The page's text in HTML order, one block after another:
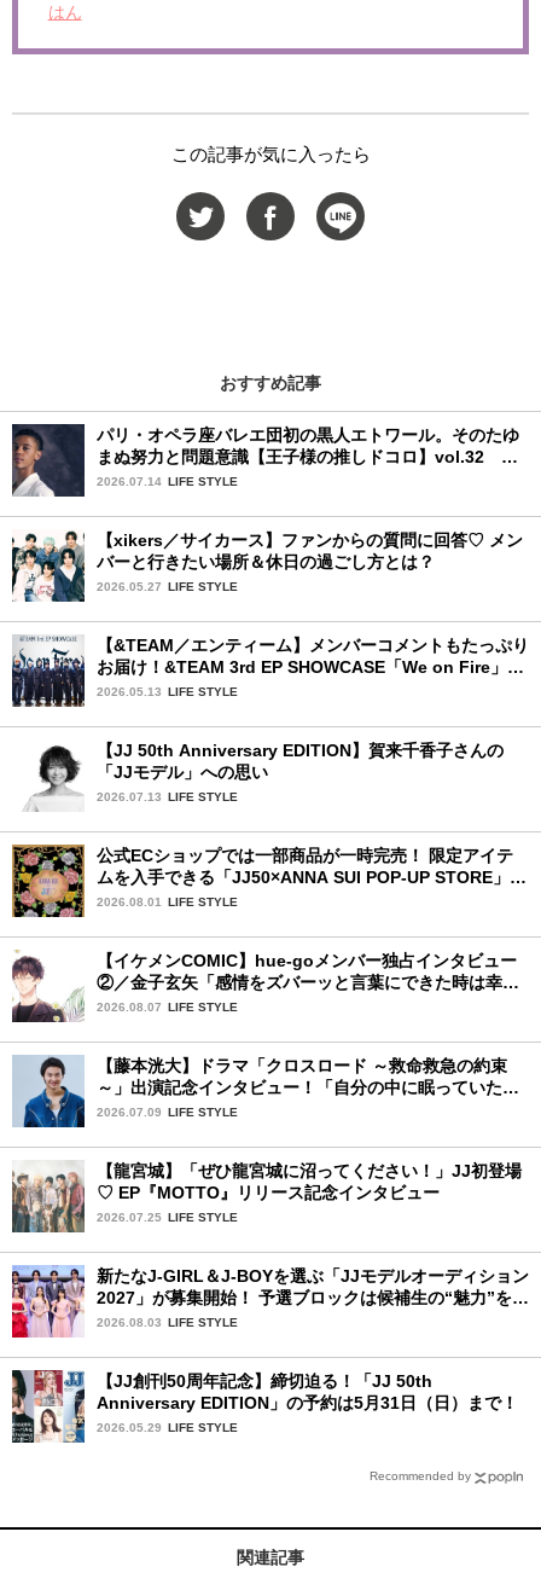
はん
この記事が気に入ったら
おすすめ記事
パリ・オペラ座バレエ団初の黒人エトワール。そのたゆ
まぬ努力と問題意識【王子様の推しドコロ】vol.32 ギ
ヨーム・ディオップさん
2026.07.14 LIFE STYLE
【xikers／サイカース】ファンからの質問に回答♡ メン
バーと行きたい場所＆休日の過ごし方とは？
2026.05.27 LIFE STYLE
【&TEAM／エンティーム】メンバーコメントもたっぷり
お届け！&TEAM 3rd EP SHOWCASE「We on Fire」を
詳細レポート【前編】
2026.05.13 LIFE STYLE
【JJ 50th Anniversary EDITION】賀来千香子さんの
「JJモデル」への思い
2026.07.13 LIFE STYLE
公式ECショップでは一部商品が一時完売！ 限定アイテ
ムを入手できる「JJ50×ANNA SUI POP-UP STORE」が
広島で開催決定
2026.08.01 LIFE STYLE
【イケメンCOMIC】hue-goメンバー独占インタビュー
②／金子玄矢「感情をズバーッと言葉にできた時は幸
せ〜」
2026.08.07 LIFE STYLE
【藤本洸大】ドラマ「クロスロード ～救命救急の約束
～」出演記念インタビュー！「自分の中に眠っていた熱
を思い出させてもらった作品です」
2026.07.09 LIFE STYLE
【龍宮城】「ぜひ龍宮城に沼ってください！」JJ初登場
♡ EP『MOTTO』リリース記念インタビュー
2026.07.25 LIFE STYLE
新たなJ-GIRL＆J-BOYを選ぶ「JJモデルオーディション
2027」が募集開始！ 予選ブロックは候補生の“魅力”を重
視した「新システム」に変わります
2026.08.03 LIFE STYLE
【JJ創刊50周年記念】締切迫る！「JJ 50th
Anniversary EDITION」の予約は5月31日（日）まで！
2026.05.29 LIFE STYLE
Recommended by
関連記事